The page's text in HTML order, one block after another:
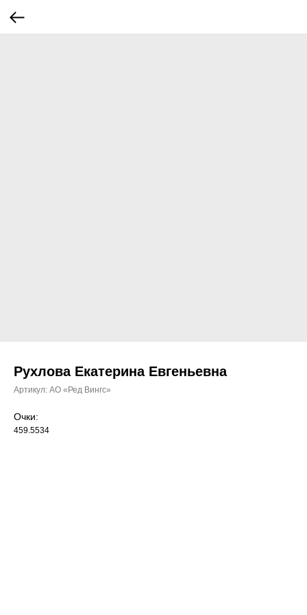
Рухлова Екатерина Евгеньевна
Артикул: АО «Ред Вингс»
Очки:
459.5534